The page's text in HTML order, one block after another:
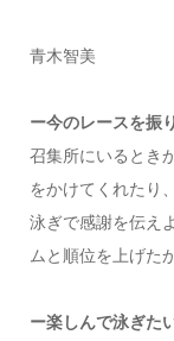
青木智美
ー今のレースを振
召集所にいるとき
をかけてくれたり
泳ぎで感謝を伝え
ムと順位を上げた
ー楽しんで泳ぎた